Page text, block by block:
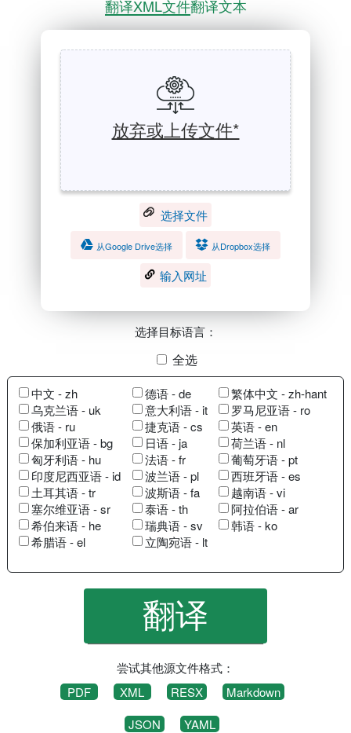
翻译XML文件翻译文本
放弃或上传文件*
选择文件
从Google Drive选择 从Dropbox选择
输入网址
选择目标语言：
全选
中文 - zh
乌克兰语 - uk
俄语 - ru
保加利亚语 - bg
匈牙利语 - hu
印度尼西亚语 - id
土耳其语 - tr
塞尔维亚语 - sr
希伯来语 - he
希腊语 - el
德语 - de
意大利语 - it
捷克语 - cs
日语 - ja
法语 - fr
波兰语 - pl
波斯语 - fa
泰语 - th
瑞典语 - sv
立陶宛语 - lt
繁体中文 - zh-hant
罗马尼亚语 - ro
英语 - en
荷兰语 - nl
葡萄牙语 - pt
西班牙语 - es
越南语 - vi
阿拉伯语 - ar
韩语 - ko
尝试其他源文件格式：
PDF
XML RESX
Markdown
JSON
YAML